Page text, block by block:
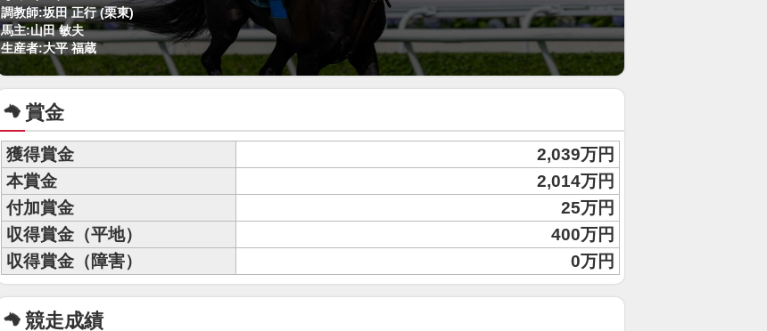
調教師:坂田 正行 (栗東)
馬主:山田 敏夫
生産者:大平 福蔵
賞金
獲得賞金
2,039万円
本賞金
2,014万円
付加賞金
25万円
収得賞金（平地）
400万円
収得賞金（障害）
0万円
競走成績